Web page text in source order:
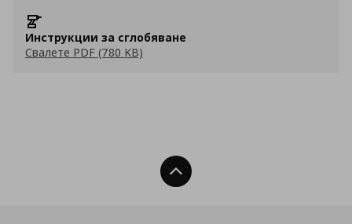
Инструкции за сглобяване
Свалете PDF (780 KB)
Нагоре